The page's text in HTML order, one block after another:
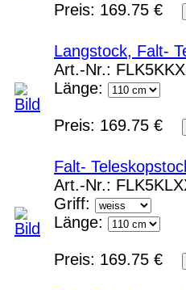
Preis: 169.75 €
Langstock, Falt-
Art.-Nr.:
Länge:
Preis: 169.75 €
Falt-
Art.-Nr.:
Griff:
Länge:
Preis: 169.75 €